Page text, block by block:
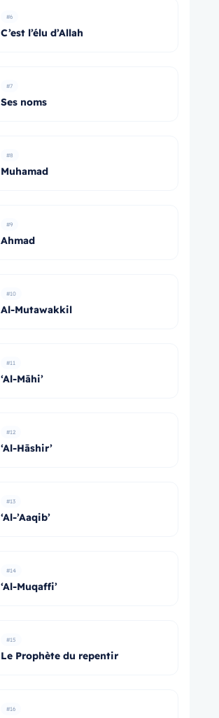
#6
C’est l’élu d’Allah
#7
Ses noms
#8
Muhamad
#9
Ahmad
#10
Al-Mutawakkil
#11
‘Al-Māhi’
#12
‘Al-Hāshir’
#13
‘Al-’Aaqib’
#14
‘Al-Muqaffi’
#15
Le Prophète du repentir
#16